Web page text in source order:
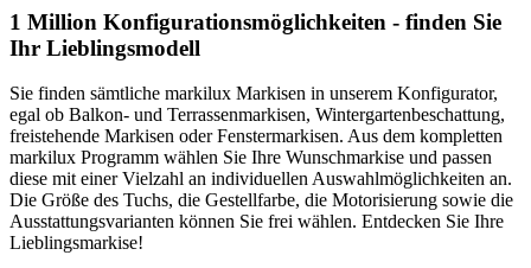
1 Million Konfigurationsmöglichkeiten - finden Sie
Ihr Lieblingsmodell
Sie finden sämtliche markilux Markisen in unserem Konfigurator,
egal ob Balkon- und Terrassenmarkisen, Wintergartenbeschattung,
freistehende Markisen oder Fenstermarkisen. Aus dem kompletten
markilux Programm wählen Sie Ihre Wunschmarkise und passen
diese mit einer Vielzahl an individuellen Auswahlmöglichkeiten an.
Die Größe des Tuchs, die Gestellfarbe, die Motorisierung sowie die
Ausstattungsvarianten können Sie frei wählen. Entdecken Sie Ihre
Lieblingsmarkise!